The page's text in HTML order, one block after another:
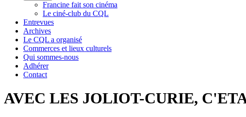
Francine fait son cinéma
Le ciné-club du CQL
Entrevues
Archives
Le CQL a organisé
Commerces et lieux culturels
Qui sommes-nous
Adhérer
Contact
AVEC LES JOLIOT-CURIE,